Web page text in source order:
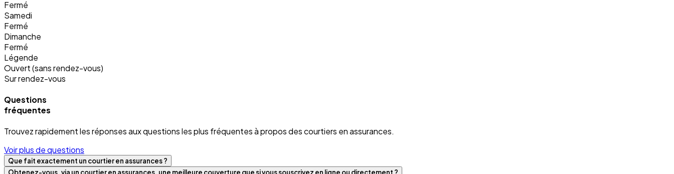
Fermé
Samedi
Fermé
Dimanche
Fermé
Légende
Ouvert (sans rendez-vous)
Sur rendez-vous
Questions
fréquentes
Trouvez rapidement les réponses aux questions les plus fréquentes à propos des courtiers en assurances.
Voir plus de questions
Que fait exactement un courtier en assurances ?